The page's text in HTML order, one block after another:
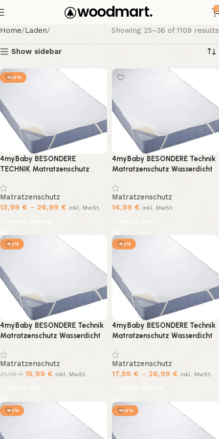
0
Home Laden Showing 25–36 of 1109 results
Show sidebar
-100%
4myBaby BESONDERE
TECHNIK Matratzenschutz
Wasserdicht Matratzenschoner
Wasserdichte Betteinlage
Frottee 60×120 cm bis
220×200 cm – 12 Größen
Matratzenschutz
13,99 € – 26,99 € inkl. MwSt.
Select options
4myBaby BESONDERE Technik
Matratzenschutz Wasserdicht
Matratzenschoner
wasserdichte Betteinlage
Frottee 60×120 cm bis
220×200 cm – 12 Größen
(60×120)
Matratzenschutz
14,99 € inkl. MwSt.
Add to cart
-50%
4myBaby BESONDERE Technik
Matratzenschutz Wasserdicht
Matratzenschoner
wasserdichte Betteinlage
Frottee 60×120 cm bis
220×200 cm – 12 Größen
(70×140)
Matratzenschutz
31,98€ 15,99 € inkl. MwSt.
Add to cart
-50%
4myBaby BESONDERE Technik
Matratzenschutz Wasserdicht
Matratzenschoner
wasserdichte Betteinlage
Frottee 60×120 cm bis
220×200 cm – 9 Größen
Matratzenschutz
17,99 € – 26,99 € inkl. MwSt.
Select options
-50% -100%